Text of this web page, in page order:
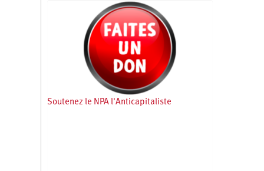
Soutenez le NPA l'Anticapitaliste